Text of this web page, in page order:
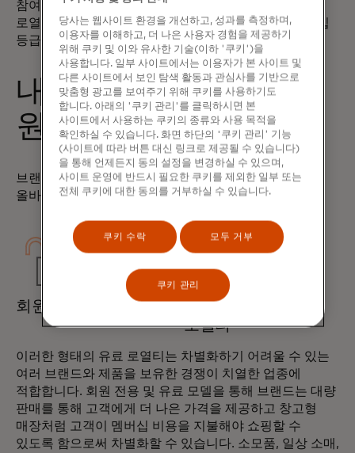
참여하거나 쇼핑할 수 없습니다. 창고 클럽은 회원 전용
로열티의 예로, 회원에게만 개방되며 다양한 유료 멤버십
등급이 있는 브랜드입니다.
내 브랜드에 적합한
원형은 무엇인가요?
브랜드에 가장 적합한 유료 충성도 유형을 파악하면
올바른 출발을 할 수 있습니다.
회원 전용 로열티
수수료가 필요한
로열티
이러한 형태의 유료 로열티는 차별화하기 어려울 수 있는
여러 브랜드와 제품을 보유한 경쟁이 치열한 업종에
적합합니다. 회원 전용 및 유료 모델을 통해 브랜드는 대량
판매를 통해 고객에게 더 나은 가격을 제공하고 창고형
매장처럼 고객이 멤버십 비용을 지불해야 쇼핑할 수
있도록 함으로써 차별화할 수 있습니다. 소모품, 일상 소매,
당사는 웹사이트 환경을 개선하고, 성과를 측정하며,
이용자를 이해하고, 더 나은 사용자 경험을 제공하기
위해 쿠키 및 이와 유사한 기술(이하 '쿠키')을
사용합니다. 일부 사이트에서는 이용자가 본 사이트 및
다른 사이트에서 보인 탐색 활동과 관심사를 기반으로
맞춤형 광고를 보여주기 위해 쿠키를 사용하기도
합니다. 아래의 '쿠키 관리'를 클릭하시면 본
사이트에서 사용하는 쿠키의 종류와 사용 목적을
확인하실 수 있습니다. 화면 하단의 '쿠키 관리' 기능
(사이트에 따라 버튼 대신 링크로 제공될 수 있습니다)
을 통해 언제든지 동의 설정을 변경하실 수 있으며,
사이트 운영에 반드시 필요한 쿠키를 제외한 일부 또는
전체 쿠키에 대한 동의를 거부하실 수 있습니다.
쿠키 수락 모두 거부
쿠키 관리